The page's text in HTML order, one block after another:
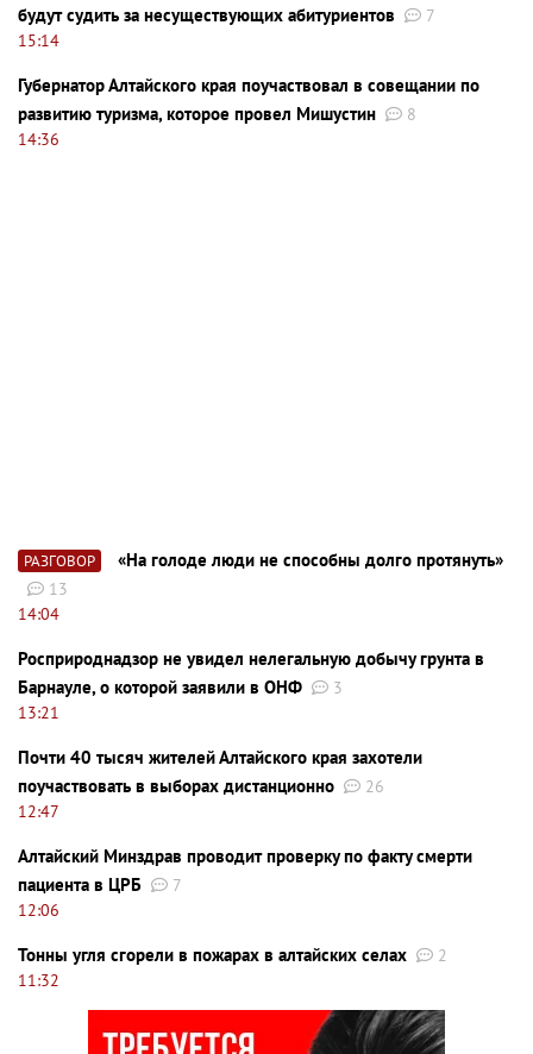
будут судить за несуществующих абитуриентов
7
15:14
Губернатор Алтайского края поучаствовал в совещании по
развитию туризма, которое провел Мишустин
8
14:36
РАЗГОВОР «На голоде люди не способны долго протянуть»
13
14:04
Росприроднадзор не увидел нелегальную добычу грунта в
Барнауле, о которой заявили в ОНФ
3
13:21
Почти 40 тысяч жителей Алтайского края захотели
поучаствовать в выборах дистанционно
26
12:47
Алтайский Минздрав проводит проверку по факту смерти
пациента в ЦРБ
7
12:06
Тонны угля сгорели в пожарах в алтайских селах
2
11:32